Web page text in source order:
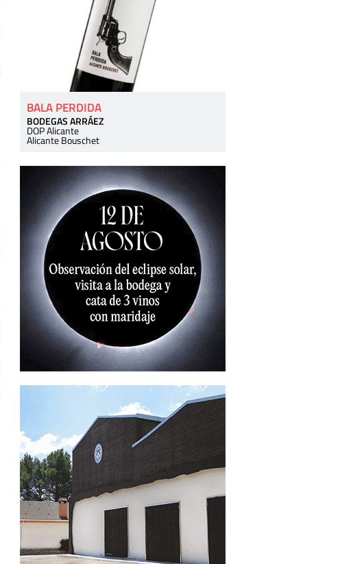
BALA PERDIDA
BODEGAS ARRÁEZ
DOP Alicante
Alicante Bouschet